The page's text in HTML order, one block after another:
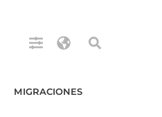
MIGRACIONES